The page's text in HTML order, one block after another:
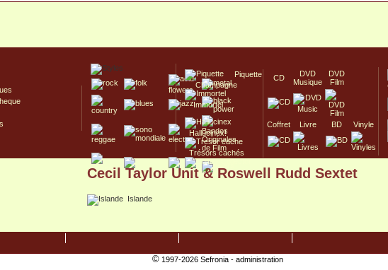
Piquette
Champagne
Immortel
Hallucinex!
Trésors cachés
Culte/Collector
CD
DVD
Musique
DVD
Film
Coffret Livre BD Vinyle
Cecil Taylor Unit & Roswell Rudd Sextet
Islande
©1997-2026 Sefronia - administration